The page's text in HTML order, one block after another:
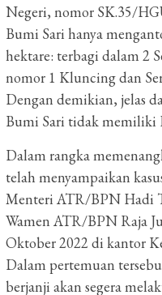
Negeri, nomor SK.35/
Bumi Sari hanya
hektare: terbagi dalam 2
nomor 1 Kluncing dan
Dengan demikian, jelas
Bumi Sari tidak memiliki
Dalam rangka
telah menyampaikan
Menteri ATR/BPN Hadi
Wamen ATR/BPN Raja
Oktober 2022 di kantor
Dalam pertemuan
berjanji akan segera